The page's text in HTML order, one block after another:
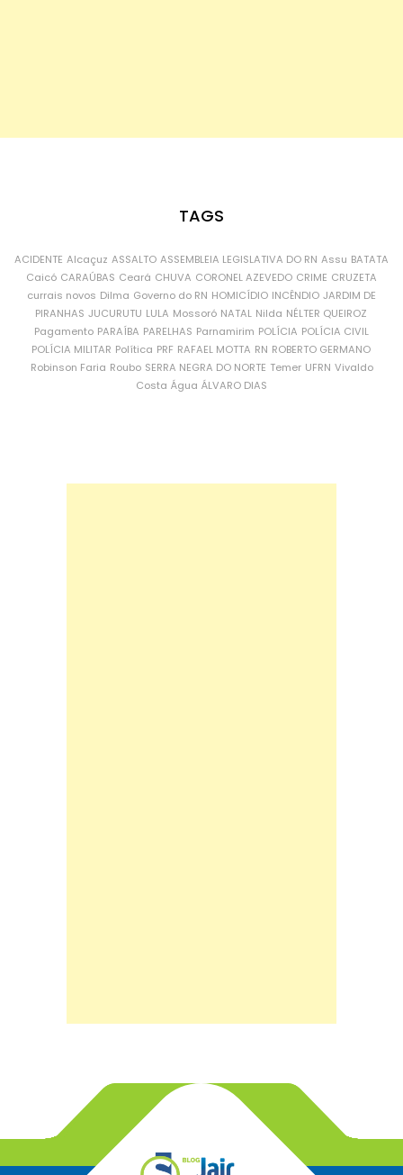
TAGS
ACIDENTE Alcaçuz ASSALTO ASSEMBLEIA LEGISLATIVA DO RN Assu BATATA
Caicó CARAÚBAS Ceará CHUVA CORONEL AZEVEDO CRIME CRUZETA
currais novos Dilma Governo do RN HOMICÍDIO INCÊNDIO JARDIM DE
PIRANHAS JUCURUTU LULA Mossoró NATAL Nilda NÉLTER QUEIROZ
Pagamento PARAÍBA PARELHAS Parnamirim POLÍCIA POLÍCIA CIVIL
POLÍCIA MILITAR Política PRF RAFAEL MOTTA RN ROBERTO GERMANO
Robinson Faria Roubo SERRA NEGRA DO NORTE Temer UFRN Vivaldo
Costa Água ÁLVARO DIAS